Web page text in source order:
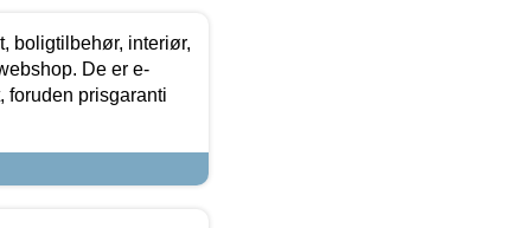
boligtilbehør, interiør,
De er e-
foruden prisgaranti